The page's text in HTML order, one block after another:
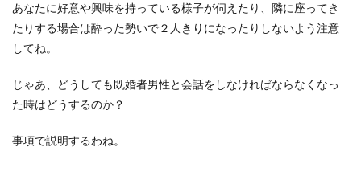
あなたに好意や興味を持っている様子が伺えたり、隣に座ってき
たりする場合は酔った勢いで２人きりになったりしないよう注意
してね。
じゃあ、どうしても既婚者男性と会話をしなければならなくなっ
た時はどうするのか？
事項で説明するわね。